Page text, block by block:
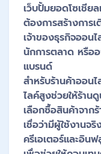
เว็บปั้มยอดโซเชีย
ต้องการสร้างการเ
เจ้าของธุรกิจออน
นักการตลาด หรือ
แบรนด์
สำหรับร้านค้าออน
ไลค์สูงช่วยให้ร้าน
เลือกซื้อสินค้าจาก
เชื่อว่ามีผู้ใช้งานจ
ครีเอเตอร์และอิน